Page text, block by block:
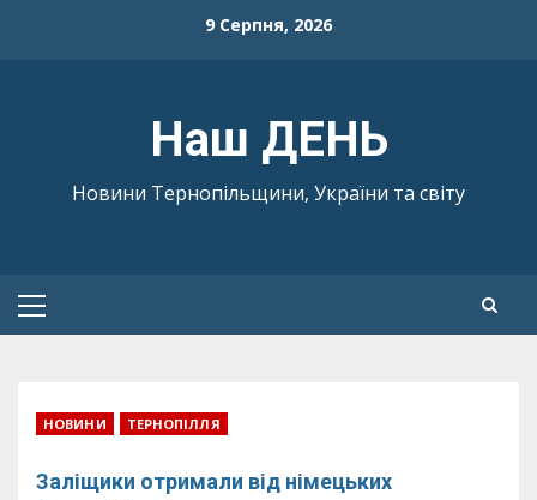
9 Серпня, 2026
Наш ДЕНЬ
Новини Тернопільщини, України та світу
Primary
НОВИНИ ТЕРНОПІЛЛЯ
Заліщики отримали від німецьких